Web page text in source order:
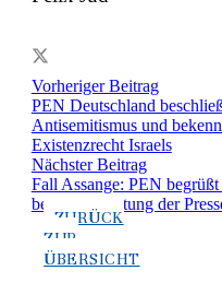
Vorheriger Beitrag
PEN Deutschland
Antisemitismus und
Existenzrecht Israels
Nächster Beitrag
Fall Assange: PEN
betont Bedeutung der
ZURÜCK
ZUR
ÜBERSICHT